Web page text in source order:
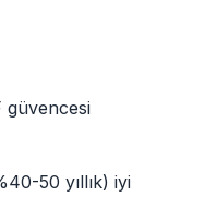
güvencesi
50 yıllık) iyi